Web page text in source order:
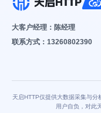
大客户经理：陈经理
联系方式：13260802390
天启HTTP仅提供大数据采集与
用户自负，对此